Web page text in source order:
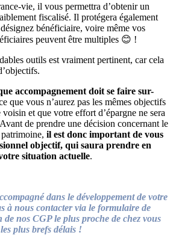
vie, il vous permettra d’obtenir un
fiscalisé. Il protégera également
bénéficiaire, voire même vos
peuvent être multiples 😊 !
outils est vraiment pertinent, car cela
accompagnement doit se faire sur-
que vous n’aurez pas les mêmes objectifs
et que votre effort d’épargne ne sera
de prendre une décision concernant le
il est donc important de vous
objectif, qui saura prendre en
situation actuelle.
dans le développement de votre
à nous contacter via le formulaire de
de nos CGP le plus proche de chez vous
plus brefs délais !